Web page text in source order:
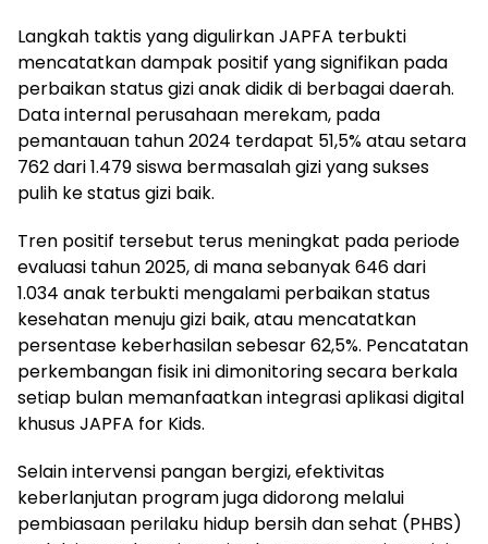
Langkah taktis yang digulirkan JAPFA terbukti
mencatatkan dampak positif yang signifikan pada
perbaikan status gizi anak didik di berbagai daerah.
Data internal perusahaan merekam, pada
pemantauan tahun 2024 terdapat 51,5% atau setara
762 dari 1.479 siswa bermasalah gizi yang sukses
pulih ke status gizi baik.
Tren positif tersebut terus meningkat pada periode
evaluasi tahun 2025, di mana sebanyak 646 dari
1.034 anak terbukti mengalami perbaikan status
kesehatan menuju gizi baik, atau mencatatkan
persentase keberhasilan sebesar 62,5%. Pencatatan
perkembangan fisik ini dimonitoring secara berkala
setiap bulan memanfaatkan integrasi aplikasi digital
khusus JAPFA for Kids.
Selain intervensi pangan bergizi, efektivitas
keberlanjutan program juga didorong melalui
pembiasaan perilaku hidup bersih dan sehat (PHBS)